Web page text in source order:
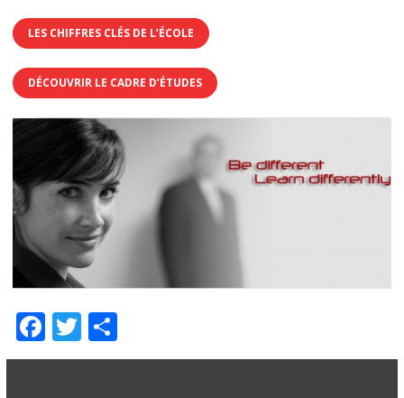
LES CHIFFRES CLÉS DE L’ÉCOLE
DÉCOUVRIR LE CADRE D’ÉTUDES
Facebook
Twitter